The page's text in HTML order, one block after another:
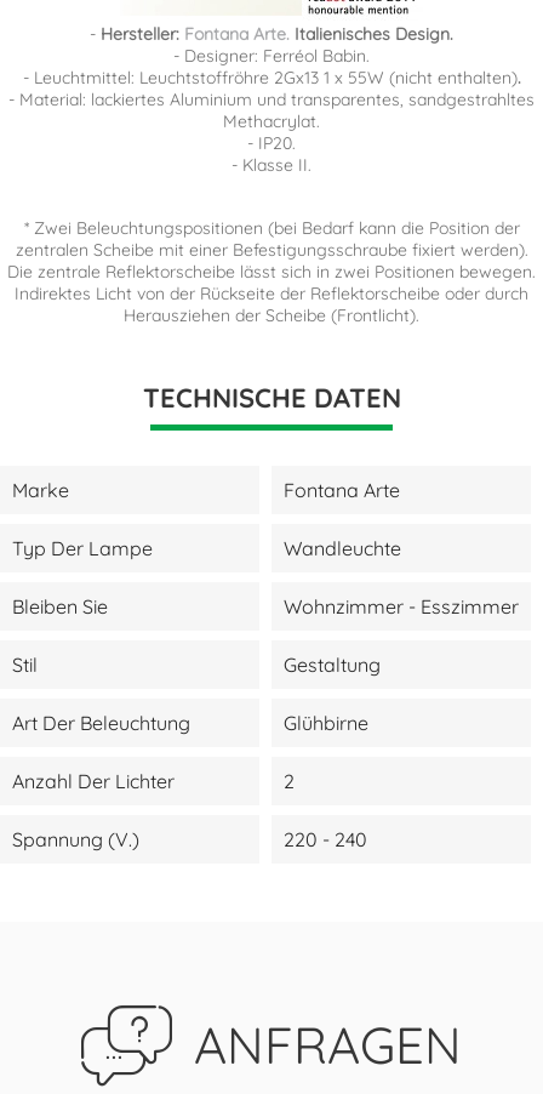
- Hersteller: Fontana Arte. Italienisches Design.
- Designer: Ferréol Babin.
- Leuchtmittel: Leuchtstoffröhre 2Gx13 1 x 55W (nicht enthalten).
- Material: lackiertes Aluminium und transparentes, sandgestrahltes
Methacrylat.
- IP20.
- Klasse II.
* Zwei Beleuchtungspositionen (bei Bedarf kann die Position der
zentralen Scheibe mit einer Befestigungsschraube fixiert werden).
Die zentrale Reflektorscheibe lässt sich in zwei Positionen bewegen.
Indirektes Licht von der Rückseite der Reflektorscheibe oder durch
Herausziehen der Scheibe (Frontlicht).
TECHNISCHE DATEN
Marke Fontana Arte
Typ Der Lampe Wandleuchte
Bleiben Sie Wohnzimmer - Esszimmer
Stil Gestaltung
Art Der Beleuchtung Glühbirne
Anzahl Der Lichter 2
Spannung (V.) 220 - 240
ANFRAGEN